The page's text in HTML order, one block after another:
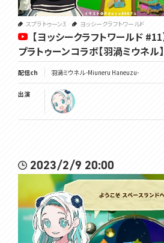
スプラトゥーン3 ヨッシークラフトワールド
【ヨッシークラフトワールド #11
プラトゥーンコラボ【羽渦ミウネル】
配信ch 羽渦ミウネル -Miuneru Haneuzu-
出演
2023/2/9 20:00